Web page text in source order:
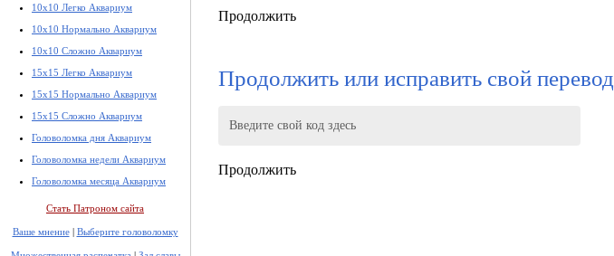
10x10 Легко Аквариум
10x10 Нормально Аквариум
10x10 Сложно Аквариум
15x15 Легко Аквариум
15x15 Нормально Аквариум
15x15 Сложно Аквариум
Головоломка дня Аквариум
Головоломка недели Аквариум
Головоломка месяца Аквариум
Стать Патроном сайта
Ваше мнение| Выберите головоломку
Продолжить
Продолжить или исправить свой перевод
Введите свой код здесь
Продолжить